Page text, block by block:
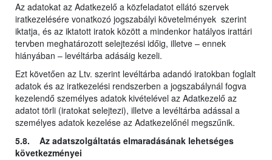
Az adatokat az Adatkezelő a közfeladatot ellátó szervek
iratkezelésére vonatkozó jogszabályi követelmények szerint
iktatja, és az iktatott iratok között a mindenkor hatályos irattári
tervben meghatározott selejtezési időig, illetve – ennek
hiányában – levéltárba adásáig kezeli.
Ezt követően az Ltv. szerint levéltárba adandó iratokban foglalt
adatok és az iratkezelési rendszerben a jogszabálynál fogva
kezelendő személyes adatok kivételével az Adatkezelő az
adatot törli (iratokat selejtezi), illetve a levéltárba adással a
személyes adatok kezelése az Adatkezelőnél megszűnik.
5.8. Az adatszolgáltatás elmaradásának lehetséges
következményei